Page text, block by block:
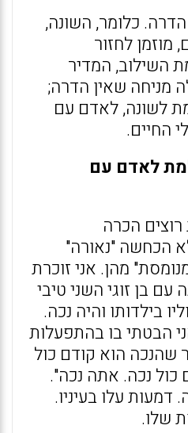
כלומר, השונה,
מוזמן לחזור
השילוב, המדיר
מניחה שאין הדרה;
לשונה, לאדם עם
החיים.
לאדם עם
הכרה
הכחשה "נאורה"
מהן. אני זוכרת
בן זוגי השני טיבי
בילדותו והיה נכה.
הבטתי בו בהתפעלות
שהנכה הוא קודם כול
נכה. אתה נכה".
עלו בעיניו.
שלו.